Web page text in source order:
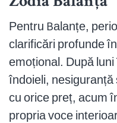
Pentru Balanțe,
clarificări profunde
emoțional. După
îndoieli, nesiguranță
cu orice preț, acum
propria voce